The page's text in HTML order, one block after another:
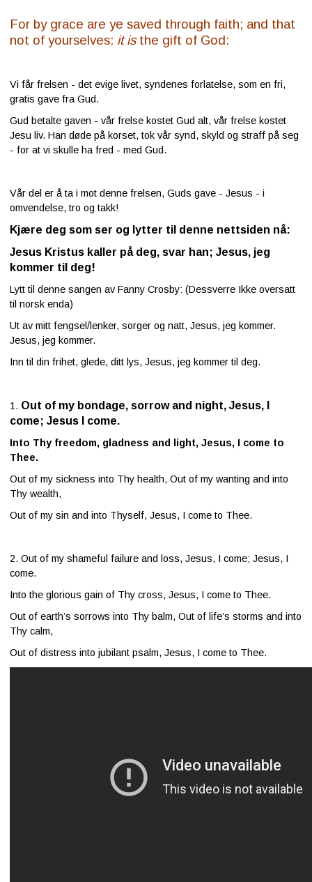
For by grace are ye saved through faith; and that
not of yourselves: it isthe gift of God:
Vi får frelsen - det evige livet, syndenes forlatelse, som en fri,
gratis gave fra Gud.
Gud betalte gaven - vår frelse kostet Gud alt, vår frelse kostet
Jesu liv. Han døde på korset, tok vår synd, skyld og straff på seg
- for at vi skulle ha fred - med Gud.
Vår del er å ta i mot denne frelsen, Guds gave - Jesus - i
omvendelse, tro og takk!
Kjære deg som ser og lytter til denne nettsiden nå:
Jesus Kristus kaller på deg, svar han; Jesus, jeg
kommer til deg!
Lytt til denne sangen av Fanny Crosby: (Dessverre Ikke oversatt
til norsk enda)
Ut av mitt fengsel/lenker, sorger og natt, Jesus, jeg kommer.
Jesus, jeg kommer.
Inn til din frihet, glede, ditt lys, Jesus, jeg kommer til deg.
1. Out of my bondage, sorrow and night,Jesus, I
come; Jesus I come.
Into Thy freedom, gladness and light, Jesus, I come to
Thee.
Out of my sickness into Thy health, Out of my wanting and into
Thy wealth,
Out of my sin and into Thyself, Jesus, I come to Thee.
2. Out of my shameful failure and loss, Jesus, I come; Jesus, I
come.
Into the glorious gain of Thy cross, Jesus, I come to Thee.
Out of earth’s sorrows into Thy balm, Out of life’s storms and into
Thy calm,
Out of distress into jubilant psalm, Jesus, I come to Thee.